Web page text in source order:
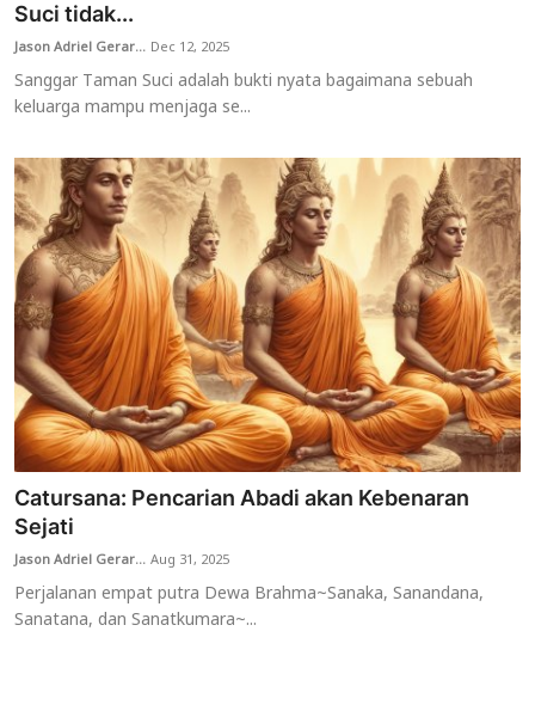
Suci tidak...
Jason Adriel Gerar... Dec 12, 2025
Sanggar Taman Suci adalah bukti nyata bagaimana sebuah
keluarga mampu menjaga se...
Catursana: Pencarian Abadi akan Kebenaran
Sejati
Jason Adriel Gerar...Aug 31, 2025
Perjalanan empat putra Dewa Brahma~Sanaka, Sanandana,
Sanatana, dan Sanatkumara~...